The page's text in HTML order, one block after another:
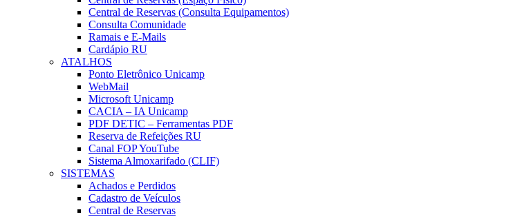
Central de Reservas (Consulta Equipamentos)
Consulta Comunidade
Ramais e E-Mails
Cardápio RU
ATALHOS
Ponto Eletrônico Unicamp
WebMail
Microsoft Unicamp
CACIA – IA Unicamp
PDF DETIC – Ferramentas PDF
Reserva de Refeições RU
Canal FOP YouTube
Sistema Almoxarifado (CLIF)
SISTEMAS
Achados e Perdidos
Cadastro de Veículos
Central de Reservas